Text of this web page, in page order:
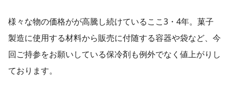
様々な物の価格がが高騰し続けているここ3・4年。菓子
製造に使用する材料から販売に付随する容器や袋など、今
回ご持参をお願いしている保冷剤も例外でなく値上がりし
ております。